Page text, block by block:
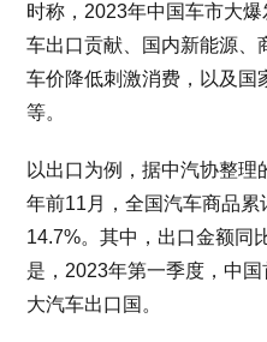
时称，2023年中国车市大
车出口贡献、国内新能源、
车价降低刺激消费，以及国
等。
以出口为例，据中汽协整
年前11月，全国汽车商品累
14.7%。其中，出口金额同
是，2023年第一季度，中
大汽车出口国。